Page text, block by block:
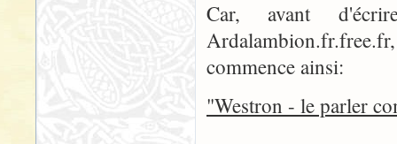
Car, avant
commence ainsi:
"Westron - le parler